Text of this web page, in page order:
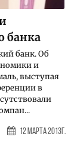
банка
банк. Об
и
выступая
в
12 Марта 2013г.